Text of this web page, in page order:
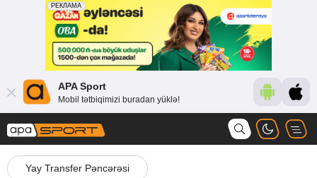
APA Sport
Mobil tətbiqimizi buradan yüklə!
Yay Transfer Pəncərəsi